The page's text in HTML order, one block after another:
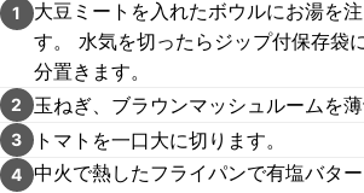
1
大豆ミートを入れたボウルにお湯を
す。 水気を切ったらジップ付保存袋
分置きます。
2 玉ねぎ、ブラウンマッシュルームを薄
3 トマトを一口大に切ります。
4 中火で熱したフライパンで有塩バタ